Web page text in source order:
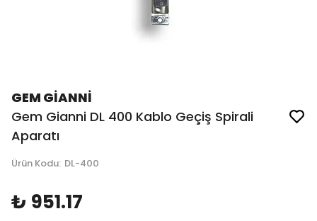
GEM GİANNİ
Gem Gianni DL 400 Kablo Geçiş Spirali
Aparatı
Ürün Kodu: DL-400
₺ 951.17